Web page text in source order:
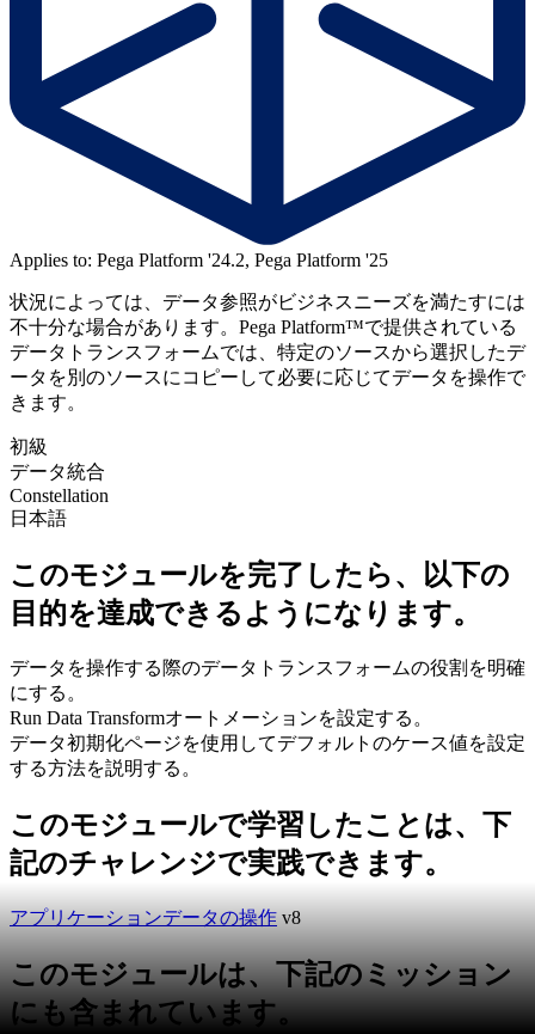
Applies to: Pega Platform '24.2, Pega Platform '25
状況によっては、データ参照がビジネスニーズを満たすには
不十分な場合があります。Pega Platform™で提供されている
データトランスフォームでは、特定のソースから選択したデ
ータを別のソースにコピーして必要に応じてデータを操作で
きます。
初級
データ統合
Constellation
日本語
このモジュールを完了したら、以下の
目的を達成できるようになります。
データを操作する際のデータトランスフォームの役割を明確
にする。
Run Data Transformオートメーションを設定する。
データ初期化ページを使用してデフォルトのケース値を設定
する方法を説明する。
このモジュールで学習したことは、下
記のチャレンジで実践できます。
アプリケーションデータの操作 v8
このモジュールは、下記のミッション
にも含まれています。